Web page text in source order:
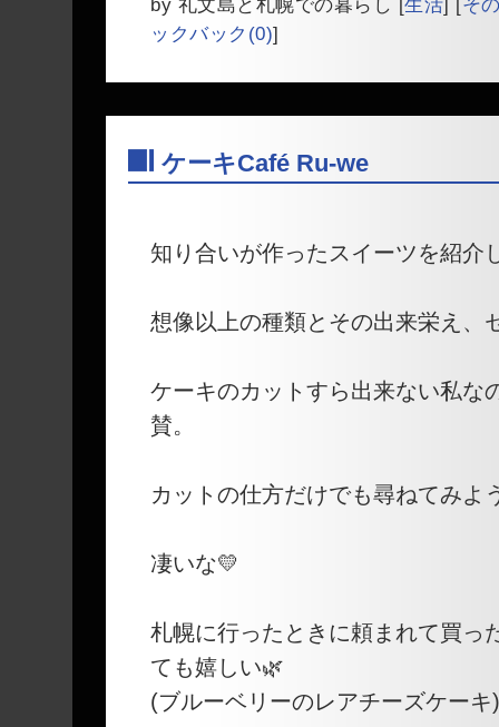
by 礼文島と札幌での暮らし 生活
そ
ックバック(0)]
ケーキCafé Ru-we
知り合いが作ったスイーツを紹介
想像以上の種類とその出来栄え、
ケーキのカットすら出来ない私な
賛。
カットの仕方だけでも尋ねてみよ
凄いな💛
札幌に行ったときに頼まれて買っ
ても嬉しい🌿
(ブルーベリーのレアチーズケーキ)